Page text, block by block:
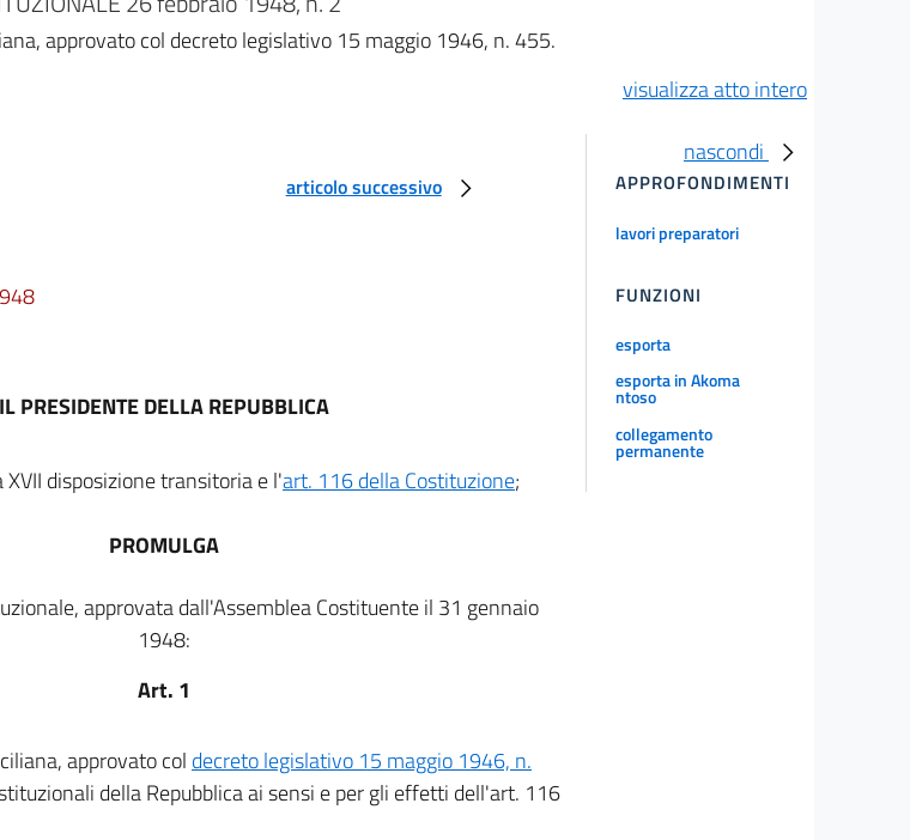
approvato col decreto legislativo 15 maggio 1946, n. 455.
visualizza atto intero
articolo successivo
IL PRESIDENTE DELLA REPUBBLICA
disposizione transitoria e l'art. 116 della Costituzione;
PROMULGA
approvata dall'Assemblea Costituente il 31 gennaio
1948:
Art. 1
approvato col decreto legislativo 15 maggio 1946, n.
della Repubblica ai sensi e per gli effetti dell'art. 116
nascondi
APPROFONDIMENTI
lavori preparatori
FUNZIONI
esporta
esporta in Akoma
ntoso
collegamento
permanente